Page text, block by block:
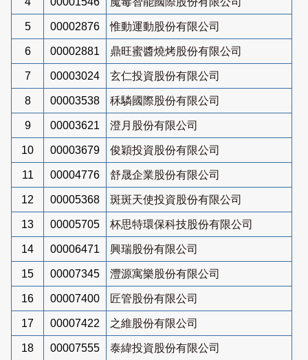
5 00002876 惟動運動股份有限公司
6 00002881 鼎旺蜜醬燒烤股份有限公司
7 00003024 玄仁投資股份有限公司
8 00003538 秝驎國際股份有限公司
9 00003621 澄月股份有限公司
10 00003679 俊穎投資股份有限公司
11 00004776 舒晟企業股份有限公司
12 00005368 斑斑天使投資股份有限公司
13 00005705 杯思特環保科技股份有限公司
14 00006471 興瑞股份有限公司
15 00007345 灃源寓樂股份有限公司
16 00007400 匠管股份有限公司
17 00007422 之維股份有限公司
18 00007555 泰緯投資股份有限公司